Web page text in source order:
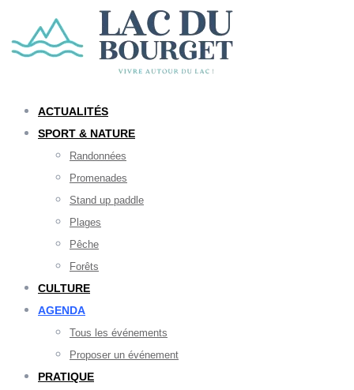
ACTUALITÉS
SPORT & NATURE
Randonnées
Promenades
Stand up paddle
Plages
Pêche
Forêts
CULTURE
AGENDA
Tous les événements
Proposer un événement
PRATIQUE